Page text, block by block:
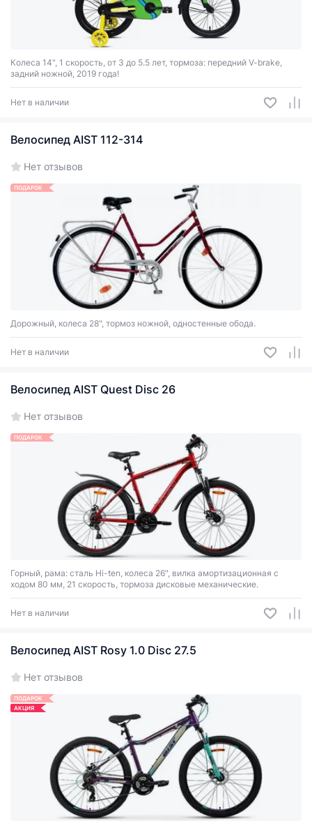
Колеса 14", 1 скорость, от 3 до 5.5 лет, тормоза: передний V-brake,
задний ножной, 2019 года!
Нет в наличии
Велосипед AIST 112-314
Нет отзывов
ПОДАРОК
Дорожный, колеса 28", тормоз ножной, одностенные обода.
Нет в наличии
Велосипед AIST Quest Disc 26
Нет отзывов
ПОДАРОК
Горный, рама: сталь Hi-ten, колеса 26", вилка амортизационная с
ходом 80 мм, 21 скорость, тормоза дисковые механические.
Нет в наличии
Велосипед AIST Rosy 1.0 Disc 27.5
Нет отзывов
ПОДАРОК
АКЦИЯ